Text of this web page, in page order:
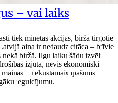
– vai laiks
tiek minētas akcijas, biržā tirgotie
aina ir nedaudz citāda – brīvie
biržā. Ilgu laiku šādu izvēli
izjūta, nevis ekonomiski
– nekustamais īpašums
ieguldījumu.